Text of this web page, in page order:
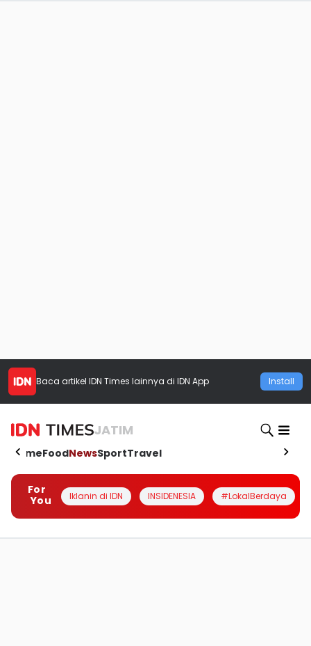
Baca artikel IDN Times lainnya di IDN App Install
JATIM
HomeFoodNewsSportTravel
For
You
Iklanin di IDN INSIDENESIA #LokalBerdaya